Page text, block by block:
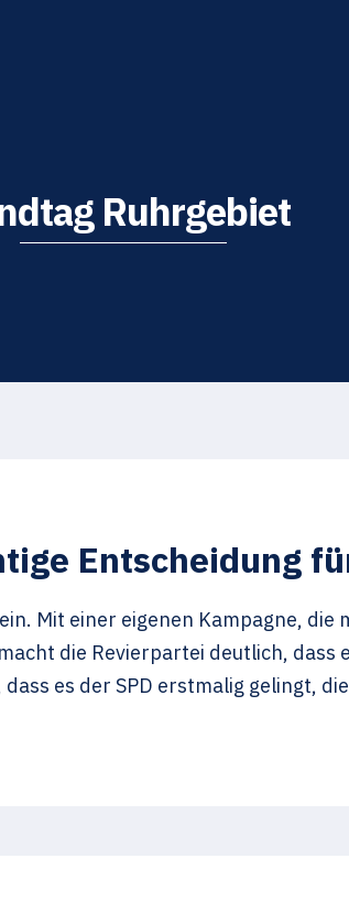
Ruhrgebiet
Entscheidung
Mit einer eigenen Kampagne,
die Revierpartei deutlich, dass
es der SPD erstmalig gelingt,